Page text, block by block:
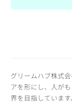
グリームハブ株式
アを形にし、人が
界を目指しています